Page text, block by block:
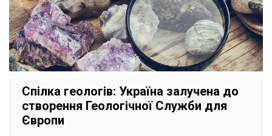
Спілка геологів: Україна залучена до
створення Геологічної Служби для
Європи